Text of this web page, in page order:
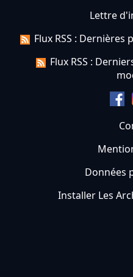
Lettre
Flux RSS :
Flux RSS :
Données
Installer Les